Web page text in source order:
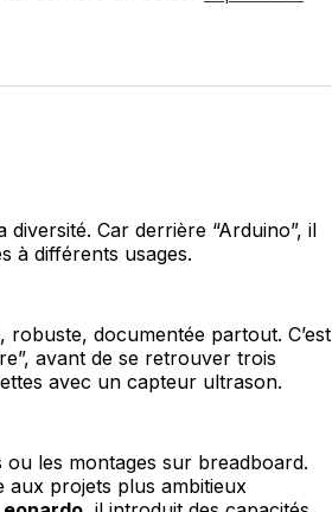
diversité. Car derrière “Arduino”, il
à différents usages.
documentée partout. C’est
avant de se retrouver trois
avec un capteur ultrason.
les montages sur breadboard.
aux projets plus ambitieux